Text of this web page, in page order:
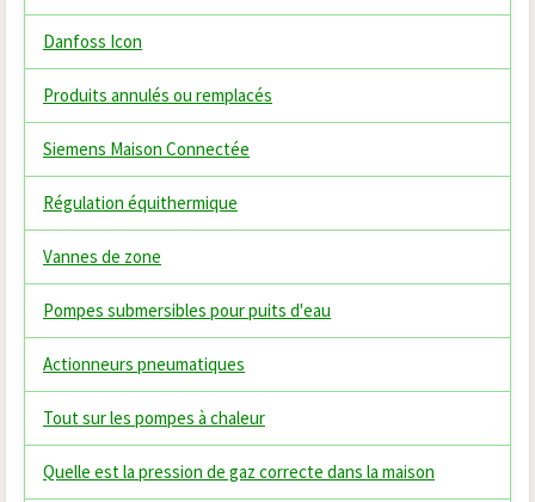
Danfoss Icon
Produits annulés ou remplacés
Siemens Maison Connectée
Régulation équithermique
Vannes de zone
Pompes submersibles pour puits d'eau
Actionneurs pneumatiques
Tout sur les pompes à chaleur
Quelle est la pression de gaz correcte dans la maison